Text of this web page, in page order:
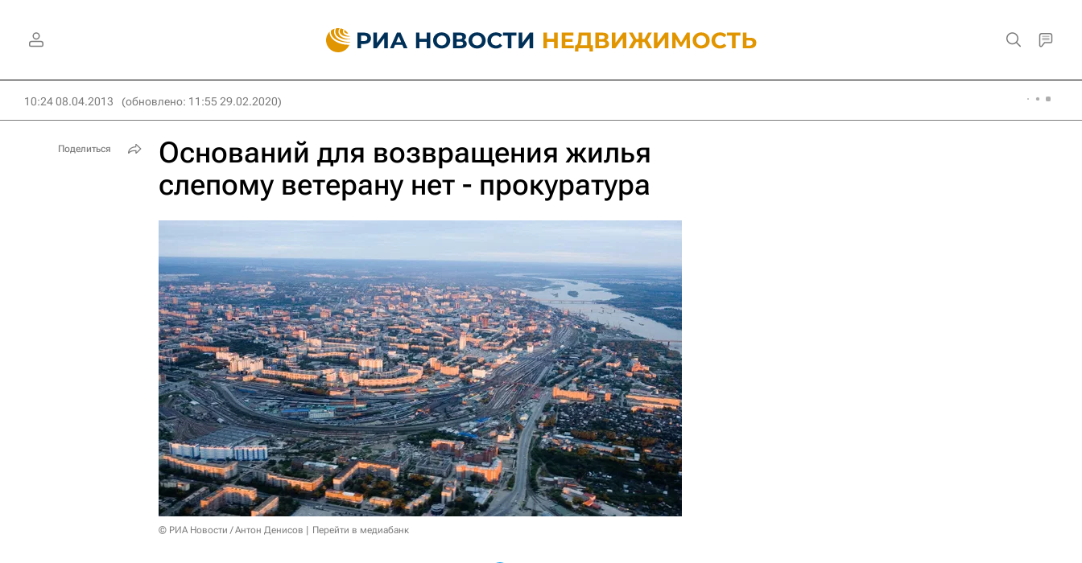
10:24 08.04.2013 (обновлено: 11:55 29.02.2020)
Оснований для возвращения жилья
слепому ветерану нет - прокуратура
© РИА Новости / Антон Денисов Перейти в медиабанк
Поделиться